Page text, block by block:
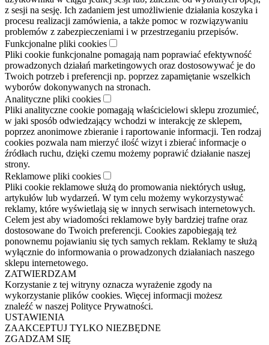
z sesji na sesję. Ich zadaniem jest umożliwienie działania koszyka i
procesu realizacji zamówienia, a także pomoc w rozwiązywaniu
problemów z zabezpieczeniami i w przestrzeganiu przepisów.
Funkcjonalne pliki cookies
Pliki cookie funkcjonalne pomagają nam poprawiać efektywność
prowadzonych działań marketingowych oraz dostosowywać je do
Twoich potrzeb i preferencji np. poprzez zapamiętanie wszelkich
wyborów dokonywanych na stronach.
Analityczne pliki cookies
Pliki analityczne cookie pomagają właścicielowi sklepu zrozumieć,
w jaki sposób odwiedzający wchodzi w interakcję ze sklepem,
poprzez anonimowe zbieranie i raportowanie informacji. Ten rodzaj
cookies pozwala nam mierzyć ilość wizyt i zbierać informacje o
źródłach ruchu, dzięki czemu możemy poprawić działanie naszej
strony.
Reklamowe pliki cookies
Pliki cookie reklamowe służą do promowania niektórych usług,
artykułów lub wydarzeń. W tym celu możemy wykorzystywać
reklamy, które wyświetlają się w innych serwisach internetowych.
Celem jest aby wiadomości reklamowe były bardziej trafne oraz
dostosowane do Twoich preferencji. Cookies zapobiegają też
ponownemu pojawianiu się tych samych reklam. Reklamy te służą
wyłącznie do informowania o prowadzonych działaniach naszego
sklepu internetowego.
ZATWIERDZAM
Korzystanie z tej witryny oznacza wyrażenie zgody na
wykorzystanie plików cookies. Więcej informacji możesz
znaleźć w naszej Polityce Prywatności.
USTAWIENIA
ZAAKCEPTUJ TYLKO NIEZBĘDNE
ZGADZAM SIĘ